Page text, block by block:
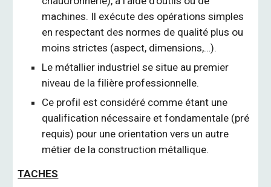
machines. Il exécute des opérations simples
en respectant des normes de qualité plus ou
moins strictes (aspect, dimensions,…).
Le métallier industriel se situe au premier
niveau de la filière professionnelle.
Ce profil est considéré comme étant une
qualification nécessaire et fondamentale (pré
requis) pour une orientation vers un autre
métier de la construction métallique.
TACHES